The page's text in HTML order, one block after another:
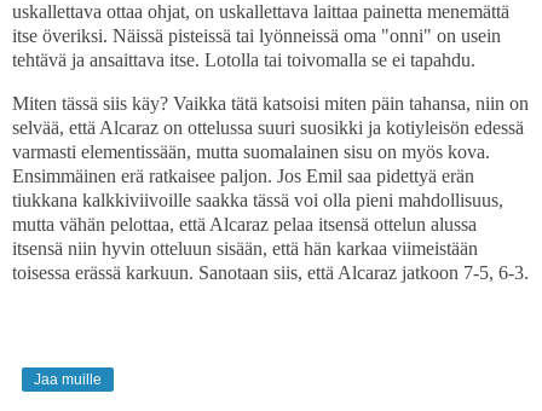
uskallettava ottaa ohjat, on uskallettava laittaa painetta menemättä
itse överiksi. Näissä pisteissä tai lyönneissä oma "onni" on usein
tehtävä ja ansaittava itse. Lotolla tai toivomalla se ei tapahdu.
Miten tässä siis käy? Vaikka tätä katsoisi miten päin tahansa, niin on
selvää, että Alcaraz on ottelussa suuri suosikki ja kotiyleisön edessä
varmasti elementissään, mutta suomalainen sisu on myös kova.
Ensimmäinen erä ratkaisee paljon. Jos Emil saa pidettyä erän
tiukkana kalkkiviivoille saakka tässä voi olla pieni mahdollisuus,
mutta vähän pelottaa, että Alcaraz pelaa itsensä ottelun alussa
itsensä niin hyvin otteluun sisään, että hän karkaa viimeistään
toisessa erässä karkuun. Sanotaan siis, että Alcaraz jatkoon 7-5, 6-3.
Jaa muille